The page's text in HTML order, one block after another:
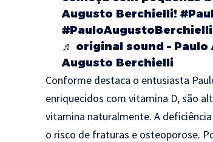
Augusto Berchielli!
#PauloAugustoBerchielli
♬ original sound – Paulo
Augusto Berchielli
Conforme destaca o entusiasta
enriquecidos com vitamina D, são
vitamina naturalmente. A
o risco de fraturas e osteoporose.